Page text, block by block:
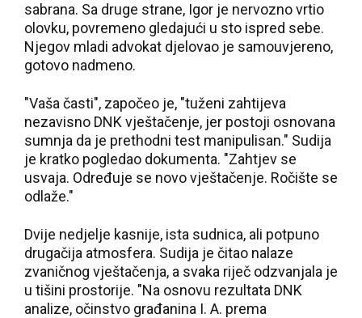
sabrana. Sa druge strane, Igor je nervozno vrtio
olovku, povremeno gledajući u sto ispred sebe.
Njegov mladi advokat djelovao je samouvjereno,
gotovo nadmeno.
"Vaša časti", započeo je, "tuženi zahtijeva
nezavisno DNK vještačenje, jer postoji osnovana
sumnja da je prethodni test manipulisan." Sudija
je kratko pogledao dokumenta. "Zahtjev se
usvaja. Određuje se novo vještačenje. Ročište se
odlaže."
Dvije nedjelje kasnije, ista sudnica, ali potpuno
drugačija atmosfera. Sudija je čitao nalaze
zvaničnog vještačenja, a svaka riječ odzvanjala je
u tišini prostorije. "Na osnovu rezultata DNK
analize, očinstvo građanina I. A. prema